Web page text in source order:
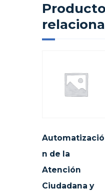
del
con
IA
Automatizació
n de la
Atención
Ciudadana y